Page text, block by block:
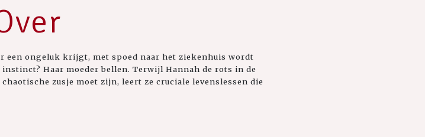
een ongeluk krijgt, met spoed naar het ziekenhuis wordt
Haar moeder bellen. Terwijl Hannah de rots in de
zusje moet zijn, leert ze cruciale levenslessen die